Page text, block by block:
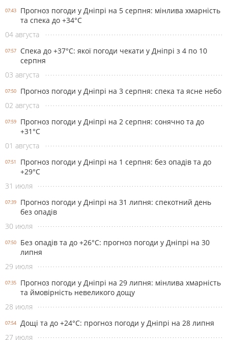
07:43
Прогноз погоди у Дніпрі на 5 серпня: мінлива хмарність
та спека до +34°С
04 августа
07:57
Спека до +37°С: якої погоди чекати у Дніпрі з 4 по 10
серпня
03 августа
07:50
Прогноз погоди у Дніпрі на 3 серпня: спека та ясне небо
02 августа
07:59
Прогноз погоди у Дніпрі на 2 серпня: сонячно та до
+31°С
01 августа
07:51
Прогноз погоди у Дніпрі на 1 серпня: без опадів та до
+29°С
31 июля
07:39
Прогноз погоди у Дніпрі на 31 липня: спекотний день
без опадів
30 июля
07:50
Без опадів та до +26°С: прогноз погоди у Дніпрі на 30
липня
29 июля
07:35
Прогноз погоди у Дніпрі на 29 липня: мінлива хмарність
та ймовірність невеликого дощу
28 июля
07:54
Дощі та до +24°С: прогноз погоди у Дніпрі на 28 липня
27 июля